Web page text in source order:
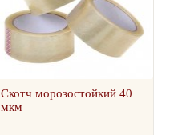
Скотч морозостойкий 40
мкм